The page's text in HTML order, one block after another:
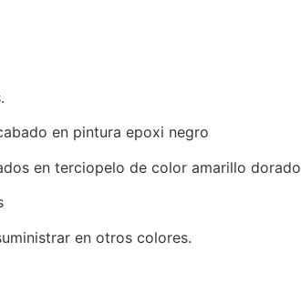
en pintura epoxi negro
en terciopelo de color amarillo dorado
en otros colores.